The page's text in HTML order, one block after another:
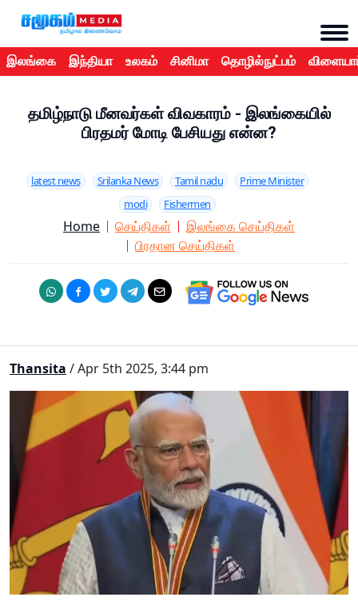
இலங்கை இந்தியா உலகம் சினிமா தொழில்நுட்பம்
தமிழ்நாடு மீனவர்கள் விவகாரம் - இலங்கையில்
பிரதமர் மோடி பேசியது என்ன?
latest news Srilanka News Tamil nadu
Prime Minister
modi
Fishermen
Home செய்திகள்
இலங்கை செய்திகள்
பிரதான செய்திகள்
Thansita / Apr 5th 2025, 3:44 pm